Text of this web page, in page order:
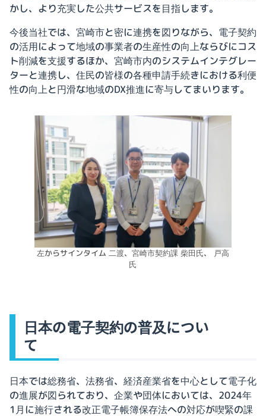
かし、より充実した公共サービスを目指します。
今後当社では、宮崎市と密に連携を図りながら、電子契約
の活用によって地域の事業者の生産性の向上ならびにコス
ト削減を支援するほか、宮崎市内のシステムインテグレー
ターと連携し、住民の皆様の各種申請手続きにおける利便
性の向上と円滑な地域のDX推進に寄与してまいります。
左からサインタイム 二渡、宮崎市契約課 柴田氏、 戸高
氏
日本の電子契約の普及につい
て
日本では総務省、法務省、経済産業省を中心として電子化
の進展が図られており、企業や団体においては、2024年
1月に施行される改正電子帳簿保存法への対応が喫緊の課